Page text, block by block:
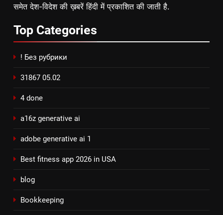
समेत देश-विदेश की ख़बरें हिंदी में प्रकाशित की जाती है.
Top Categories
! Без рубрики
31867 05.02
4 done
a16z generative ai
adobe generative ai 1
Best fitness app 2026 in USA
blog
Bookkeeping